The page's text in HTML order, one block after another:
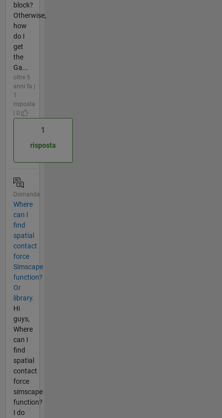
block?
Otherwise,
how
do I
get
the
Ga...
oltre 5
anni fa |
1
risposta
| 0
1
risposta
Domanda
Where
can I
find
spatial
contact
force
Simscape
function?
Or
library.
Hi
guys,
Where
can I
find
spatial
contact
force
simscape
function?
I do